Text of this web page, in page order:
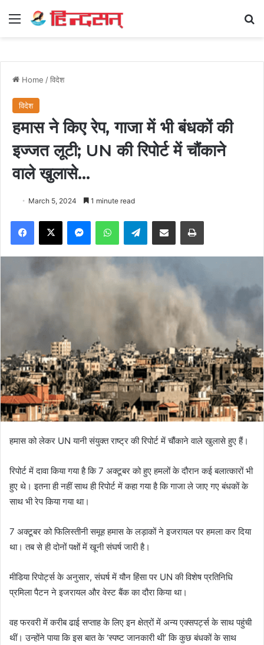
Menu
Home /विदेश
विदेश
हमास ने किए रेप, गाजा में भी बंधकों की
इज्जत लूटी; UN की रिपोर्ट में चौंकाने
वाले खुलासे…
March 5, 2024 1 minute read
Facebook
X MessengerWhatsAppTelegramShare via Email Print
हमास को लेकर UN यानी संयुक्त राष्ट्र की रिपोर्ट में चौंकाने वाले खुलासे हुए हैं।
रिपोर्ट में दावा किया गया है कि 7 अक्टूबर को हुए हमलों के दौरान कई बलात्कारों भी
हुए थे। इतना ही नहीं साथ ही रिपोर्ट में कहा गया है कि गाजा ले जाए गए बंधकों के
साथ भी रेप किया गया था।
7 अक्टूबर को फिलिस्तीनी समूह हमास के लड़ाकों ने इजरायल पर हमला कर दिया
था। तब से ही दोनों पक्षों में खूनी संघर्ष जारी है।
मीडिया रिपोर्ट्स के अनुसार, संघर्ष में यौन हिंसा पर UN की विशेष प्रतिनिधि
प्रमिला पैटन ने इजरायल और वेस्ट बैंक का दौरा किया था।
वह फरवरी में करीब ढाई सप्ताह के लिए इन क्षेत्रों में अन्य एक्सपर्ट्स के साथ पहुंची
थीं। उन्होंने पाया कि इस बात के ‘स्पष्ट जानकारी थी’ कि कुछ बंधकों के साथ